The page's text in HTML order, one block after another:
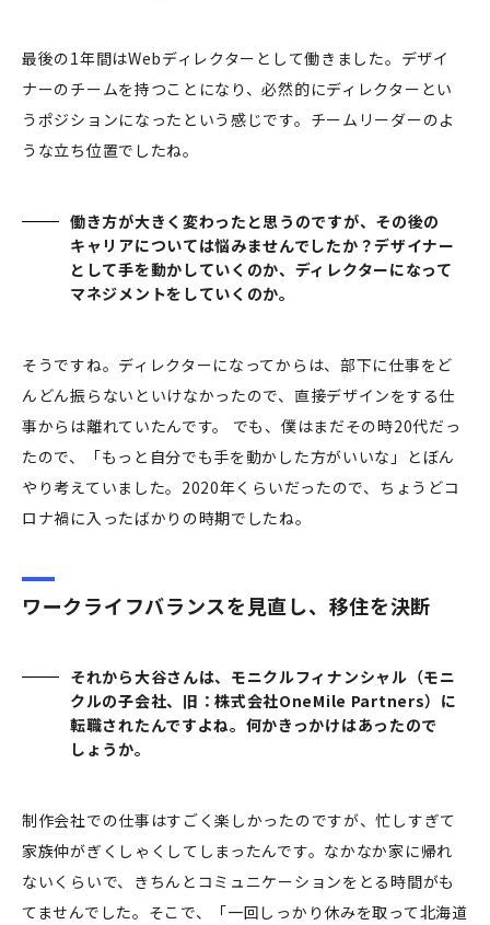
最後の1年間はWebディレクターとして働きました。デザイ
ナーのチームを持つことになり、必然的にディレクターとい
うポジションになったという感じです。チームリーダーのよ
うな立ち位置でしたね。
働き方が大きく変わったと思うのですが、その後の
キャリアについては悩みませんでしたか？デザイナー
として手を動かしていくのか、ディレクターになって
マネジメントをしていくのか。
そうですね。ディレクターになってからは、部下に仕事をど
んどん振らないといけなかったので、直接デザインをする仕
事からは離れていたんです。 でも、僕はまだその時20代だっ
たので、「もっと自分でも手を動かした方がいいな」とぼん
やり考えていました。2020年くらいだったので、ちょうどコ
ロナ禍に入ったばかりの時期でしたね。
ワークライフバランスを見直し、移住を決断
それから大谷さんは、モニクルフィナンシャル（モニ
クルの子会社、旧：株式会社OneMile Partners）に
転職されたんですよね。何かきっかけはあったので
しょうか。
制作会社での仕事はすごく楽しかったのですが、忙しすぎて
家族仲がぎくしゃくしてしまったんです。なかなか家に帰れ
ないくらいで、きちんとコミュニケーションをとる時間がも
てませんでした。そこで、「一回しっかり休みを取って北海道